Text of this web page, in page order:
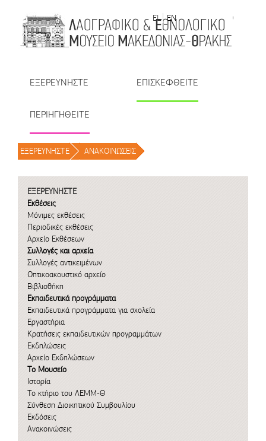
EL
EN | TR | BU | RO
ΕΞΕΡΕΥΝΗΣΤΕ ΕΠΙΣΚΕΦΘΕΙΤΕ
ΠΕΡΙΗΓΗΘΕΙΤΕ
ΕΞΕΡΕΥΝΗΣΤΕ / ΑΝΑΚΟΙΝΩΣΕΙΣ /
ΕΞΕΡΕΥΝΗΣΤΕ
Εκθέσεις
Μόνιμες εκθέσεις
Περιοδικές εκθέσεις
Αρχείο Εκθέσεων
Συλλογές και αρχεία
Συλλογές αντικειμένων
Οπτικοακουστικό αρχείο
Βιβλιοθήκη
Εκπαιδευτικά προγράμματα
Εκπαιδευτικά προγράμματα για σχολεία
Εργαστήρια
Κρατήσεις εκπαιδευτικών προγραμμάτων
Εκδηλώσεις
Αρχείο Εκδηλώσεων
Το Μουσείο
Ιστορία
Το κτήριο του ΛΕΜΜ-Θ
Σύνθεση Διοικητικού Συμβουλίου
Εκδόσεις
Ανακοινώσεις